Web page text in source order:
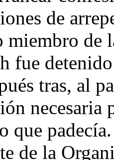
de
miembro de
fue
tras, al
necesaria
que
de la